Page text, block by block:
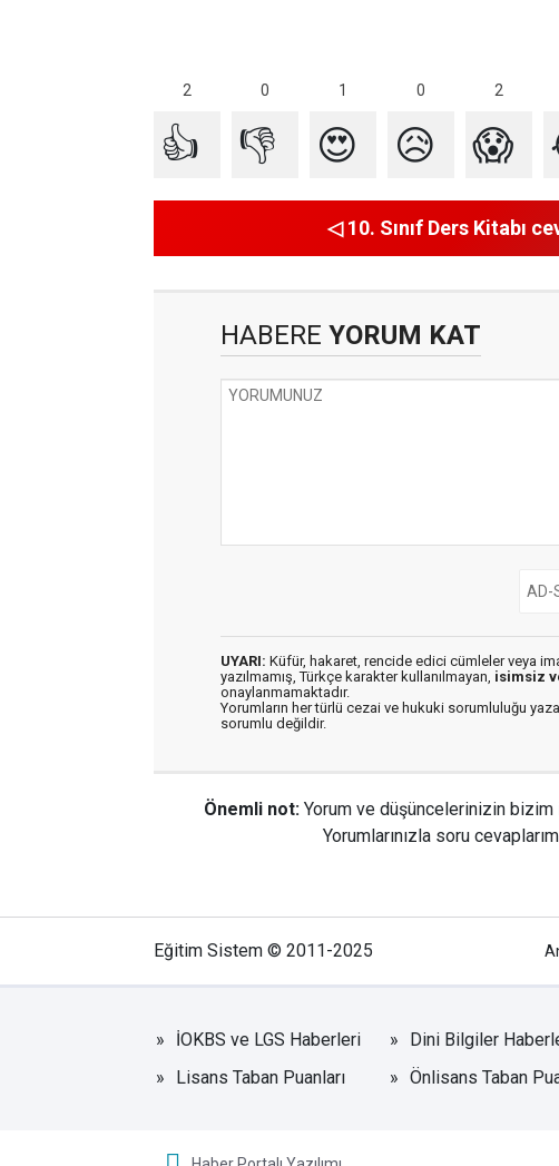
2 0 1 0 2
👍 👎 😍 😥 😱
◁ 10. Sınıf Ders Kitabı
HABERE YORUM KAT
UYARI: Küfür, hakaret, rencide edici cümleler veya
yazılmamış, Türkçe karakter kullanılmayan, isimsiz
onaylanmamaktadır.
Yorumların her türlü cezai ve hukuki sorumluluğu
sorumlu değildir.
Önemli not: Yorum ve düşüncelerinizin
Yorumlarınızla soru
Eğitim Sistem © 2011-2025
İOKBS ve LGS Haberleri Dini Bilgiler
Lisans Taban Puanları
Önlisans Taban